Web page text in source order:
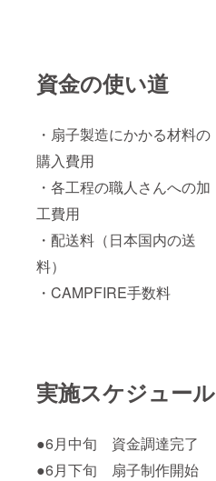
資金の使い道
・扇子製造にかかる材料の
購入費用
・各工程の職人さんへの加
工費用
・配送料（日本国内の送
料）
・CAMPFIRE手数料
実施スケジュール
●6月中旬 資金調達完了
●6月下旬 扇子制作開始